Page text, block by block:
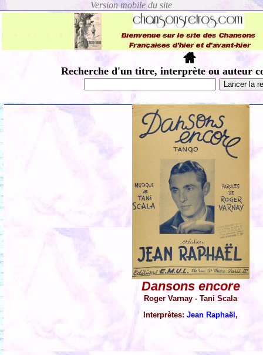
Recherche d'un titre, interprète ou auteur
Dansons encore
Roger Varnay - Tani Scala
Interprètes:Jean Raphaël,